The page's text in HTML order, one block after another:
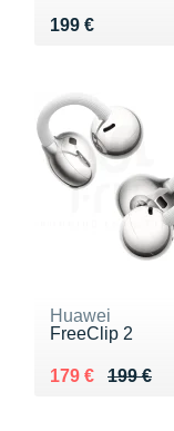
199 €
Vendu 199 €
Huawei
FreeClip 2
199 €
Au lieu de 199 €
179 €
Vendu 179 €